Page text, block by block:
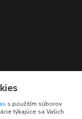
s použitím súborov
týkajúce sa Vašich